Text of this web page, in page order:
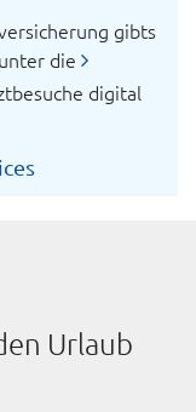
gibts
die
digital
Urlaub